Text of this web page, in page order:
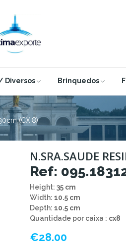
Diversos Brinquedos
(CX.8)
N.SRA.SAUDE
Ref:
Height: 35 cm
Width: 10.5 cm
Depth: 10.5 cm
Quantidade por caixa : cx8
€28.00